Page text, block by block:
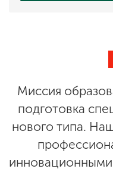
Миссия
подготовка
нового типа.
инновационными